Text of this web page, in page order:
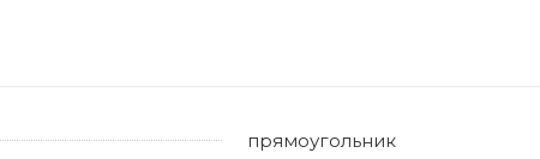
прямоугольник